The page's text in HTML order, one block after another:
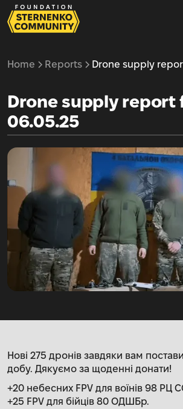
Home Reports Drone supply
Drone supply report
06.05.25
Нові 275 дронів завдяки вам
добу. Дякуємо за щоденні донати!
+20 небесних FPV для воїнів 98 РЦ
+25 FPV для бійців 80 ОДШБр.